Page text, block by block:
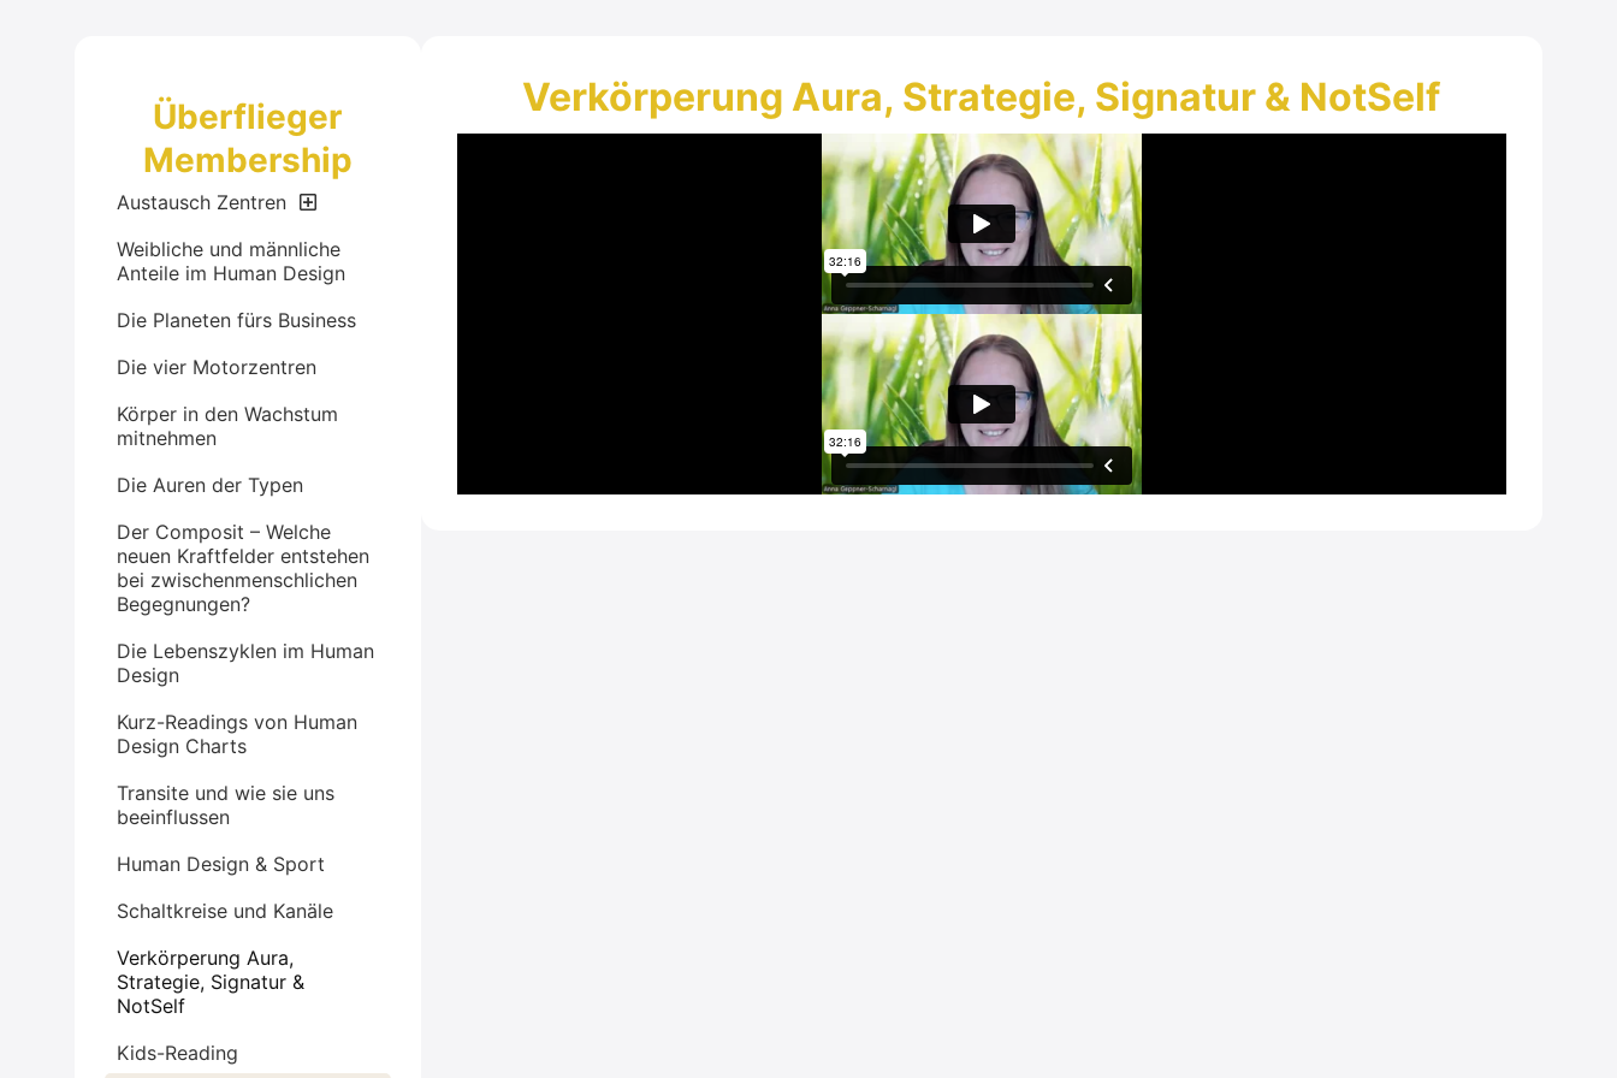
Überflieger
Membership
Austausch Zentren
Weibliche und männliche
Anteile im Human Design
Die Planeten fürs Business
Die vier Motorzentren
Körper in den Wachstum
mitnehmen
Die Auren der Typen
Der Composit – Welche
neuen Kraftfelder entstehen
bei zwischenmenschlichen
Begegnungen?
Die Lebenszyklen im Human
Design
Kurz-Readings von Human
Design Charts
Transite und wie sie uns
beeinflussen
Human Design & Sport
Schaltkreise und Kanäle
Verkörperung Aura,
Strategie, Signatur &
NotSelf
Kids-Reading
Verkörperung Aura, Strategie, Signatur & NotSelf